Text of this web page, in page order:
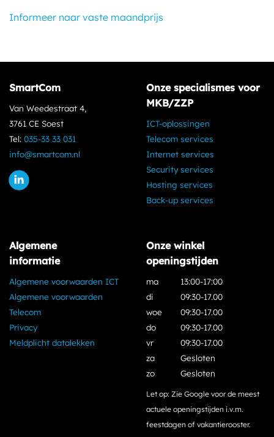
Informeer naar vaste maandprijs
SmartCom
Van Weedestraat 4,
3761 CE Soest
Tel: 035-33 33 031
info@smartcom.nl
Onze specialismes voor
MKB/ZZP
ICT-oplossingen
Telecom services
Internet services
Security services
Hosting services
Back-up services
Algemene
informatie
Algemene voorwaarden ICT
Algemene voorwaarden
Telecom
Privacy
Meldplicht datalekken
Onze winkel
openingstijden
ma
di
woe
do
vr
za
zo
13:00-17:00
09:30-17.00
09:30-17.00
09:30-17.00
09:30-17.00
Gesloten
Gesloten
Let op: Zie Google voor de meest
actuele openingstijden i.v.m.
feestdagen of vakantierooster.